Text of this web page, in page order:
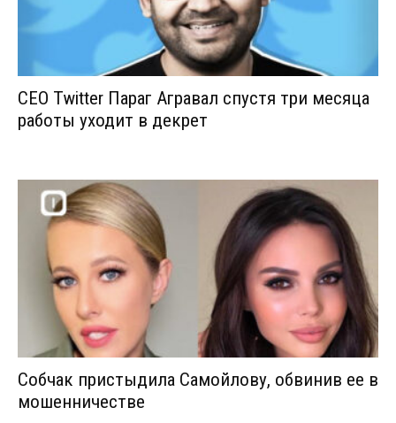
CEO Twitter Параг Агравал спустя три месяца
работы уходит в декрет
Собчак пристыдила Самойлову, обвинив ее в
мошенничестве